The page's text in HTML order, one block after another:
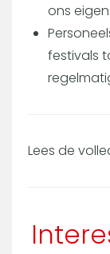
ons
festivals
Lees de